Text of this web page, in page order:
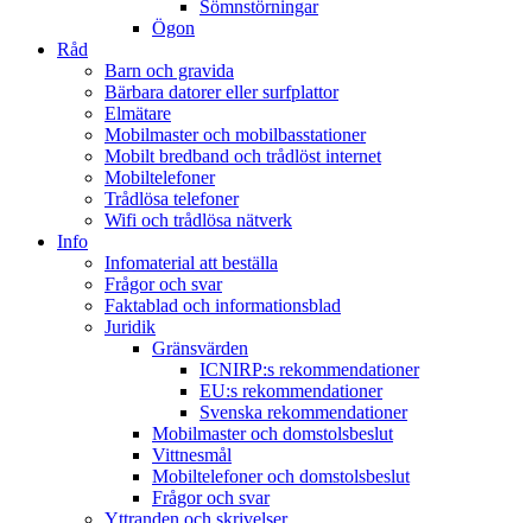
Sömnstörningar
Ögon
Råd
Barn och gravida
Bärbara datorer eller surfplattor
Elmätare
Mobilmaster och mobilbasstationer
Mobilt bredband och trådlöst internet
Mobiltelefoner
Trådlösa telefoner
Wifi och trådlösa nätverk
Info
Infomaterial att beställa
Frågor och svar
Faktablad och informationsblad
Juridik
Gränsvärden
ICNIRP:s rekommendationer
EU:s rekommendationer
Svenska rekommendationer
Mobilmaster och domstolsbeslut
Vittnesmål
Mobiltelefoner och domstolsbeslut
Frågor och svar
Yttranden och skrivelser